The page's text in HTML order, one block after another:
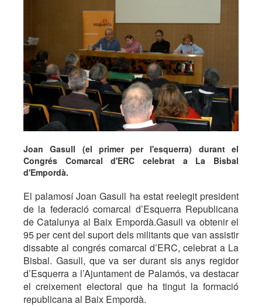
Joan Gasull (el primer per l'esquerra) durant el
Congrés Comarcal d'ERC celebrat a La Bisbal
d'Empordà.
El palamosí Joan Gasull ha estat reelegit president
de la federació comarcal d’Esquerra Republicana
de Catalunya al Baix Empordà.Gasull va obtenir el
95 per cent del suport dels militants que van assistir
dissabte al congrés comarcal d’ERC, celebrat a La
Bisbal. Gasull, que va ser durant sis anys regidor
d’Esquerra a l’Ajuntament de Palamós, va destacar
el creixement electoral que ha tingut la formació
republicana al Baix Empordà.